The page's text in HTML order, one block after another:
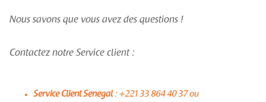
Nous savons que vous avez des questions !
Contactez notre Service client :
Service Client Sénégal: +221 33 864 40 37 ou